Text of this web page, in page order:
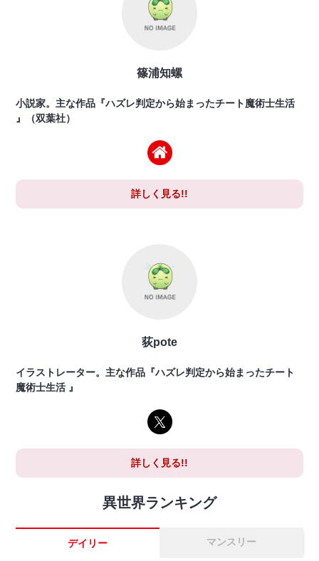
篠浦知螺
小説家。主な作品『ハズレ判定から始まったチート魔術士生活
』（双葉社）
詳しく見る!!
荻pote
イラストレーター。主な作品『ハズレ判定から始まったチート
魔術士生活 』
詳しく見る!!
異世界ランキング
デイリー マンスリー